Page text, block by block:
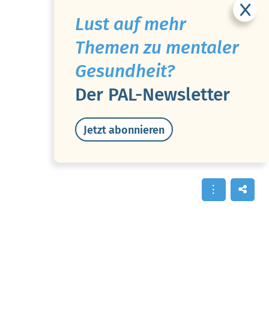
Lust auf mehr
Themen zu mentaler
Gesundheit?
Der PAL-Newsletter
Jetzt abonnieren